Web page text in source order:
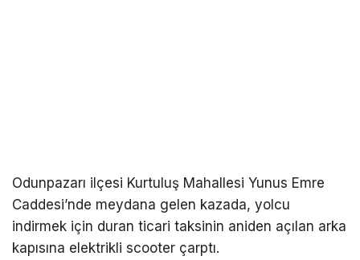
Odunpazarı ilçesi Kurtuluş Mahallesi Yunus Emre
Caddesi’nde meydana gelen kazada, yolcu
indirmek için duran ticari taksinin aniden açılan arka
kapısına elektrikli scooter çarptı.